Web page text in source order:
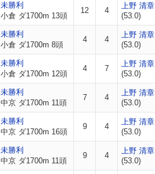
未勝利
小倉 ダ1700m 13頭
12 4
上野 清章
(53.0)
未勝利
小倉 ダ1700m 8頭
4 4
上野 清章
(53.0)
未勝利
小倉 ダ1700m 12頭
4 7
上野 清章
(53.0)
未勝利
中京 ダ1700m 11頭
7 4
上野 清章
(53.0)
未勝利
中京 ダ1700m 16頭
9 4
上野 清章
(53.0)
未勝利
中京 ダ1700m 11頭
9 4
上野 清章
(53.0)